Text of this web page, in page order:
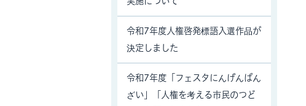
令和7年度人権啓発標語入選作品が
決定しました
令和7年度「フェスタにんげんばん
ざい」「人権を考える市民のつど